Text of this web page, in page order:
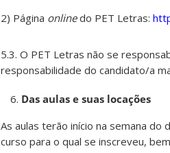
2) Página onlinedo PET Letras:
5.3. O PET Letras não se
responsabilidade do candidato/a
Das aulas e suas locações
As aulas terão início na semana do
curso para o qual se inscreveu,